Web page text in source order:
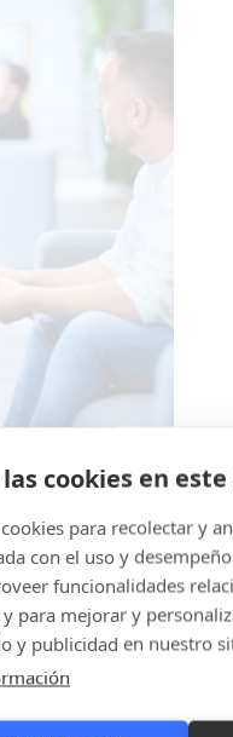
las cookies en
para recolectar y
con el uso y
funcionalidades
y para mejorar y
y publicidad en nuestro